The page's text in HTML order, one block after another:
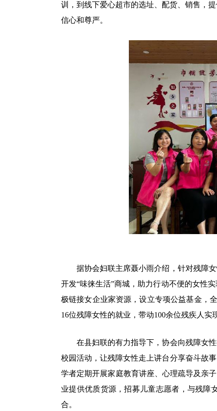
训，到线下爱心超市的选址、配货、销售，
信心和尊严。
据协会妇联主席聂小雨介绍，针对残障女
开发“味徕生活”商城，助力行动不便的女性
极链接女企业家资源，设立专项公益基金，
16位残障女性的就业，带动100余位残疾人实
在县妇联的有力指导下，协会向残障女性
校园活动，让残障女性走上讲台分享奋斗故
学者定期开展家庭教育讲座、心理疏导及亲
业提供优质货源，招募儿童志愿者，与残障
合。